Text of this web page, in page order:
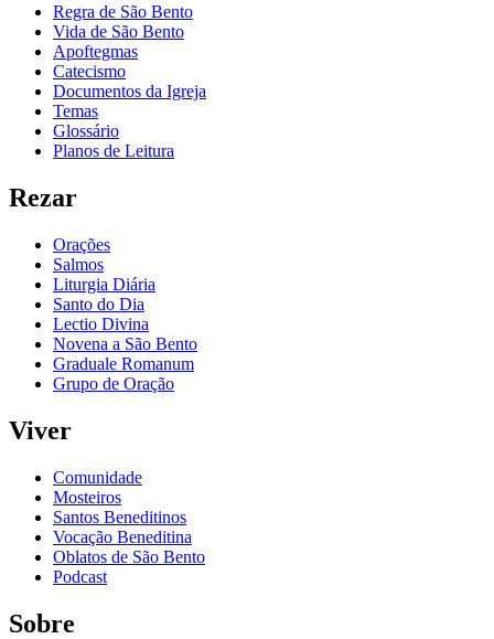
Regra de São Bento
Vida de São Bento
Apoftegmas
Catecismo
Documentos da Igreja
Temas
Glossário
Planos de Leitura
Rezar
Orações
Salmos
Liturgia Diária
Santo do Dia
Lectio Divina
Novena a São Bento
Graduale Romanum
Grupo de Oração
Viver
Comunidade
Mosteiros
Santos Beneditinos
Vocação Beneditina
Oblatos de São Bento
Podcast
Sobre